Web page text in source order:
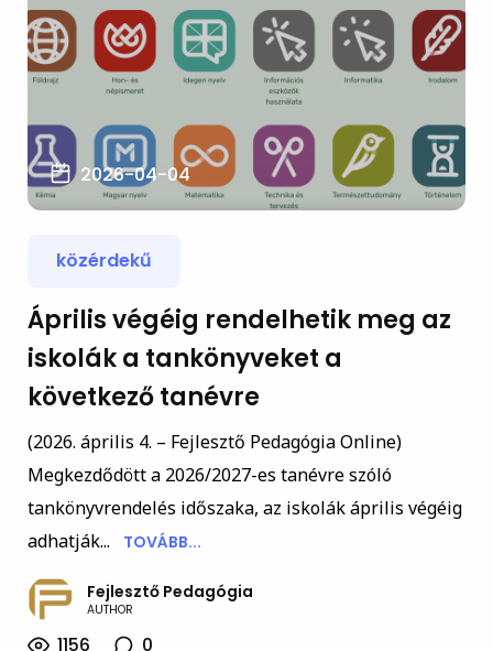
2026-04-04
közérdekű
Április végéig rendelhetik meg az
iskolák a tankönyveket a
következő tanévre
(2026. április 4. – Fejlesztő Pedagógia Online)
Megkezdődött a 2026/2027-es tanévre szóló
tankönyvrendelés időszaka, az iskolák április végéig
adhatják...
TOVÁBB...
Fejlesztő Pedagógia
AUTHOR
1156 0